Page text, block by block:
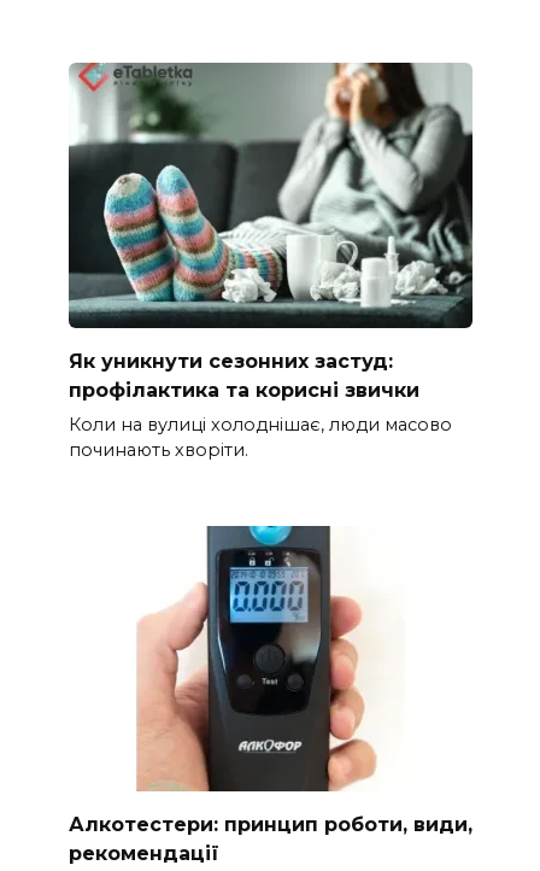
Як уникнути сезонних застуд:
профілактика та корисні звички
Коли на вулиці холоднішає, люди масово
починають хворіти.
Алкотестери: принцип роботи, види,
рекомендації